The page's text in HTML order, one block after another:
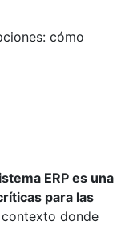
cómo
ERP es una
para las
contexto donde